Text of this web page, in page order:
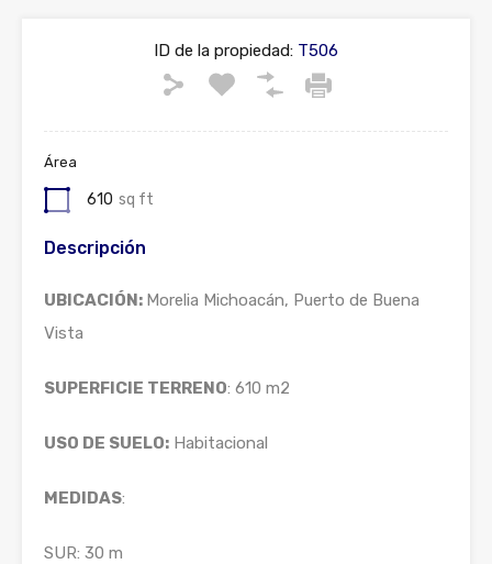
ID de la propiedad: T506
Área
610 sq ft
Descripción
UBICACIÓN: Morelia Michoacán, Puerto de Buena
Vista
SUPERFICIE TERRENO: 610 m2
USO DE SUELO: Habitacional
MEDIDAS:
SUR: 30 m